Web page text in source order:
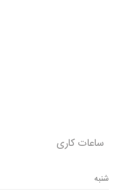
ساعات کاری
شنبه